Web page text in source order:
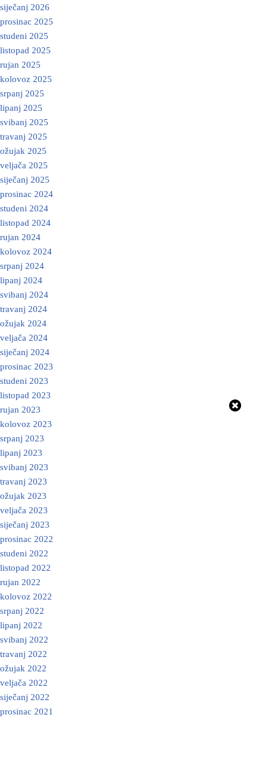
siječanj 2026
prosinac 2025
studeni 2025
listopad 2025
rujan 2025
kolovoz 2025
srpanj 2025
lipanj 2025
svibanj 2025
travanj 2025
ožujak 2025
veljača 2025
siječanj 2025
prosinac 2024
studeni 2024
listopad 2024
rujan 2024
kolovoz 2024
srpanj 2024
lipanj 2024
svibanj 2024
travanj 2024
ožujak 2024
veljača 2024
siječanj 2024
prosinac 2023
studeni 2023
listopad 2023
rujan 2023
kolovoz 2023
srpanj 2023
lipanj 2023
svibanj 2023
travanj 2023
ožujak 2023
veljača 2023
siječanj 2023
prosinac 2022
studeni 2022
listopad 2022
rujan 2022
kolovoz 2022
srpanj 2022
lipanj 2022
svibanj 2022
travanj 2022
ožujak 2022
veljača 2022
siječanj 2022
prosinac 2021